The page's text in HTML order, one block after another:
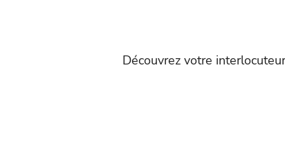
Découvrez votre